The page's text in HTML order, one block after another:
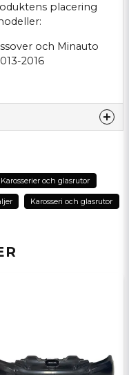
placering
och Minauto
2016
Karosserier och glasrutor
Karosseri och glasrutor